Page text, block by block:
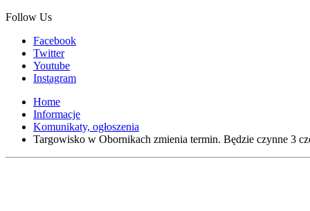
Follow Us
Facebook
Twitter
Youtube
Instagram
Home
Informacje
Komunikaty, ogłoszenia
Targowisko w Obornikach zmienia termin. Będzie czynne 3